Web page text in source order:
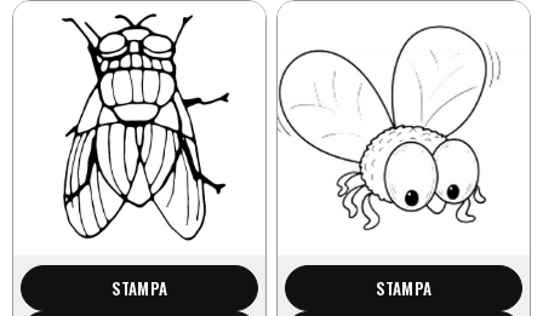
STAMPA
STAMPA